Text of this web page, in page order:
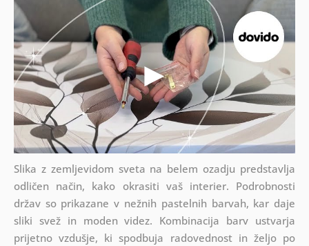
Slika z zemljevidom sveta na belem ozadju predstavlja
odličen način, kako okrasiti vaš interier. Podrobnosti
držav so prikazane v nežnih pastelnih barvah, kar daje
sliki svež in moden videz. Kombinacija barv ustvarja
prijetno vzdušje, ki spodbuja radovednost in željo po